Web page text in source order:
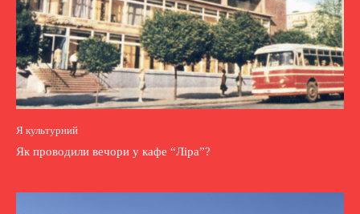
Я культурний
Як проводили вечори у кафе “Ліра”?